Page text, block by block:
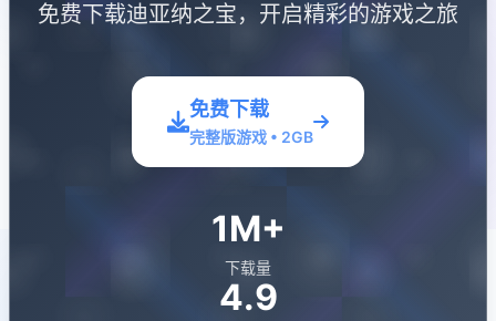
免费下载迪亚纳之宝，开启精彩的游戏之旅
免费下载
完整版游戏 • 2GB
1M+
下载量
4.9